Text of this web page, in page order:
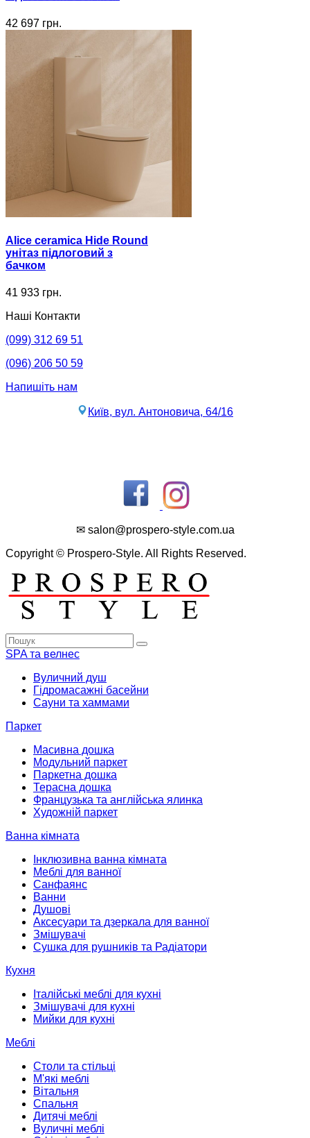
42 697 грн.
Alice ceramica Hide Round
унітаз підлоговий з
бачком
41 933 грн.
Наші Контакти
(099) 312 69 51
(096) 206 50 59
Напишіть нам
Київ, вул. Антоновича, 64/16
✉ salon@prospero-style.com.ua
Copyright © Prospero-Style. All Rights Reserved.
SPA та велнес
Вуличний душ
Гідромасажні басейни
Сауни та хаммами
Паркет
Масивна дошка
Модульний паркет
Паркетна дошка
Терасна дошка
Французька та англійська ялинка
Художній паркет
Ванна кімната
Інклюзивна ванна кімната
Меблі для ванної
Санфаянс
Ванни
Душові
Аксесуари та дзеркала для ванної
Змішувачі
Сушка для рушників та Радіатори
Кухня
Італійські меблі для кухні
Змішувачі для кухні
Мийки для кухні
Меблі
Столи та стільці
М'які меблі
Вітальня
Спальня
Дитячі меблі
Вуличні меблі